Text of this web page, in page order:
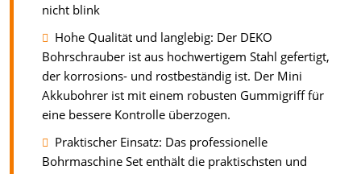
nicht blink
Hohe Qualität und langlebig: Der DEKO
Bohrschrauber ist aus hochwertigem Stahl gefertigt,
der korrosions- und rostbeständig ist. Der Mini
Akkubohrer ist mit einem robusten Gummigriff für
eine bessere Kontrolle überzogen.
Praktischer Einsatz: Das professionelle
Bohrmaschine Set enthält die praktischsten und